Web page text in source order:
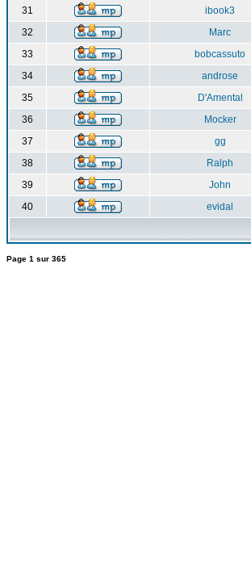
31
ibook3
32
Marc
33
bobcassuto
34
androse
35
D'Amental
36
Mocker
37
gg
38
Ralph
39
John
40
evidal
Page 1 sur 365